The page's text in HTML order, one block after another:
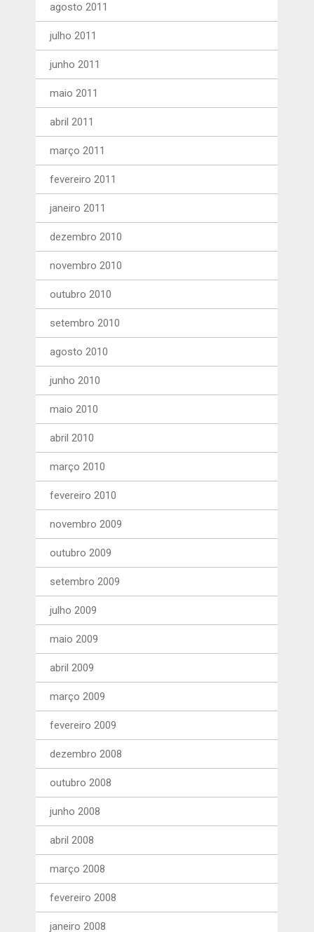
agosto 2011
julho 2011
junho 2011
maio 2011
abril 2011
março 2011
fevereiro 2011
janeiro 2011
dezembro 2010
novembro 2010
outubro 2010
setembro 2010
agosto 2010
junho 2010
maio 2010
abril 2010
março 2010
fevereiro 2010
novembro 2009
outubro 2009
setembro 2009
julho 2009
maio 2009
abril 2009
março 2009
fevereiro 2009
dezembro 2008
outubro 2008
junho 2008
abril 2008
março 2008
fevereiro 2008
janeiro 2008